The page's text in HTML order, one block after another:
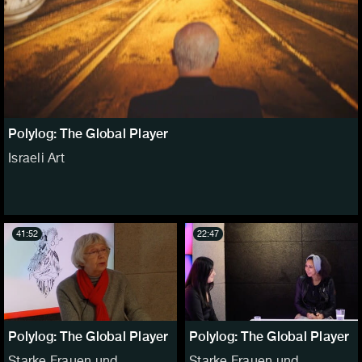
Polylog: The Global Player
Israeli Art
Polylog: The Global Player
41:52
Polylog: The Global Player
22:47